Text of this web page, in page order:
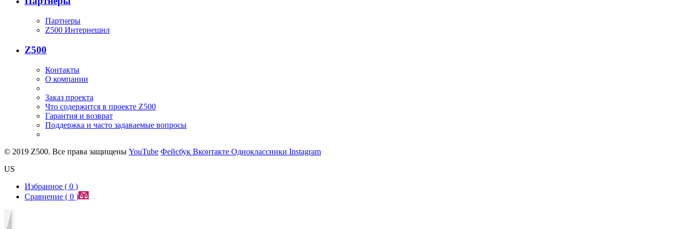
Партнеры
Z500 Интернешнл
Z500
Контакты
О компании
Заказ проекта
Что содержится в проекте Z500
Гарантия и возврат
Поддержка и часто задаваемые вопросы
© 2019 Z500. Все права защищены YouTube Фейсбук Вконтакте Одноклассники Instagram
US
Избранное ( 0 )
Сравнение ( 0 )